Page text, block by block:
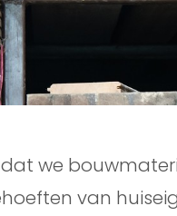
we
van